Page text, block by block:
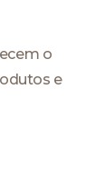
o
e